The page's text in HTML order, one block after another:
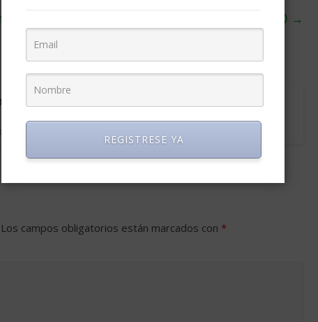
disruptivas para las empresas en 2020 →
ganarle a la
Los campos obligatorios están marcados con *
REGISTRESE YA